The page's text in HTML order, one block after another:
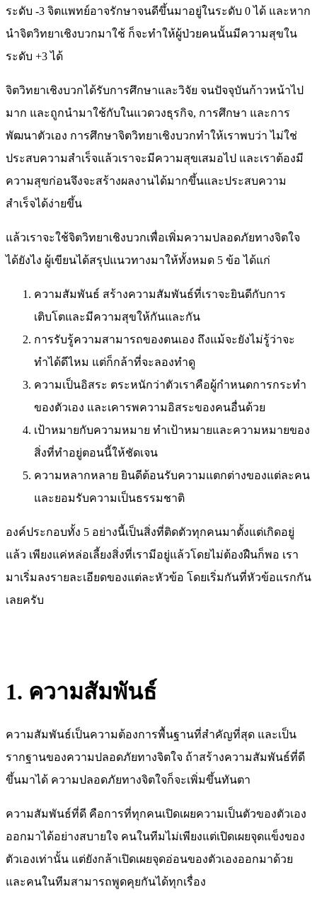
ระดับ -3 จิตแพทย์อาจรักษาจนดีขึ้นมาอยู่ในระดับ 0 ได้ และหาก
นำจิตวิทยาเชิงบวกมาใช้ ก็จะทำให้ผู้ป่วยคนนั้นมีความสุขใน
ระดับ +3 ได้
จิตวิทยาเชิงบวกได้รับการศึกษาและวิจัย จนปัจจุบันก้าวหน้าไป
มาก และถูกนำมาใช้กับในแวดวงธุรกิจ, การศึกษา และการ
พัฒนาตัวเอง การศึกษาจิตวิทยาเชิงบวกทำให้เราพบว่า ไม่ใช่
ประสบความสำเร็จแล้วเราจะมีความสุขเสมอไป และเราต้องมี
ความสุขก่อนจึงจะสร้างผลงานได้มากขึ้นและประสบความ
สำเร็จได้ง่ายขึ้น
แล้วเราจะใช้จิตวิทยาเชิงบวกเพื่อเพิ่มความปลอดภัยทางจิตใจ
ได้ยังไง ผู้เขียนได้สรุปแนวทางมาให้ทั้งหมด 5 ข้อ ได้แก่
ความสัมพันธ์ สร้างความสัมพันธ์ที่เราจะยินดีกับการ
เติบโตและมีความสุขให้กันและกัน
การรับรู้ความสามารถของตนเอง ถึงแม้จะยังไม่รู้ว่าจะ
ทำได้ดีไหม แต่ก็กล้าที่จะลองทำดู
ความเป็นอิสระ ตระหนักว่าตัวเราคือผู้กำหนดการกระทำ
ของตัวเอง และเคารพความอิสระของคนอื่นด้วย
เป้าหมายกับความหมาย ทำเป้าหมายและความหมายของ
สิ่งที่ทำอยู่ตอนนี้ให้ชัดเจน
ความหลากหลาย ยินดีต้อนรับความแตกต่างของแต่ละคน
และยอมรับความเป็นธรรมชาติ
องค์ประกอบทั้ง 5 อย่างนี้เป็นสิ่งที่ติดตัวทุกคนมาตั้งแต่เกิดอยู่
แล้ว เพียงแค่หล่อเลี้ยงสิ่งที่เรามีอยู่แล้วโดยไม่ต้องฝืนก็พอ เรา
มาเริ่มลงรายละเอียดของแต่ละหัวข้อ โดยเริ่มกันที่หัวข้อแรกกัน
เลยครับ
1. ความสัมพันธ์
ความสัมพันธ์เป็นความต้องการพื้นฐานที่สำคัญที่สุด และเป็น
รากฐานของความปลอดภัยทางจิตใจ ถ้าสร้างความสัมพันธ์ที่ดี
ขึ้นมาได้ ความปลอดภัยทางจิตใจก็จะเพิ่มขึ้นทันตา
ความสัมพันธ์ที่ดี คือการที่ทุกคนเปิดเผยความเป็นตัวของตัวเอง
ออกมาได้อย่างสบายใจ คนในทีมไม่เพียงแต่เปิดเผยจุดแข็งของ
ตัวเองเท่านั้น แต่ยังกล้าเปิดเผยจุดอ่อนของตัวเองออกมาด้วย
และคนในทีมสามารถพูดคุยกันได้ทุกเรื่อง